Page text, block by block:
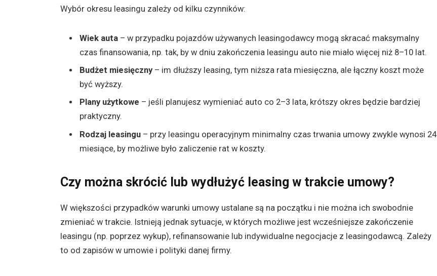
Wybór okresu leasingu zależy od kilku czynników:
Wiek auta– w przypadku pojazdów używanych leasingodawcy mogą skracać maksymalny
czas finansowania, np. tak, by w dniu zakończenia leasingu auto nie miało więcej niż 8–10 lat.
Budżet miesięczny– im dłuższy leasing, tym niższa rata miesięczna, ale łączny koszt może
być wyższy.
Plany użytkowe – jeśli planujesz wymieniać auto co 2–3 lata, krótszy okres będzie bardziej
praktyczny.
Rodzaj leasingu– przy leasingu operacyjnym minimalny czas trwania umowy zwykle wynosi 24
miesiące, by możliwe było zaliczenie rat w koszty.
Czy można skrócić lub wydłużyć leasing w trakcie umowy?
W większości przypadków warunki umowy ustalane są na początku i nie można ich swobodnie
zmieniać w trakcie. Istnieją jednak sytuacje, w których możliwe jest wcześniejsze zakończenie
leasingu (np. poprzez wykup), refinansowanie lub indywidualne negocjacje z leasingodawcą. Zależy
to od zapisów w umowie i polityki danej firmy.